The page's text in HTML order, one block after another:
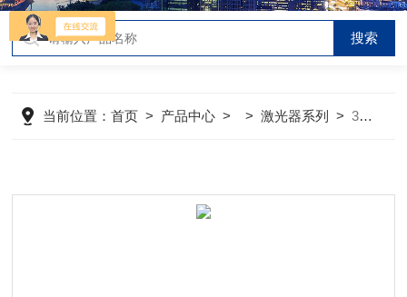
当前位置：首页 > 产品中心 > >激光器系列 >3000nm-6000nmTDLAS nanoPlus ICL 中红外激光器